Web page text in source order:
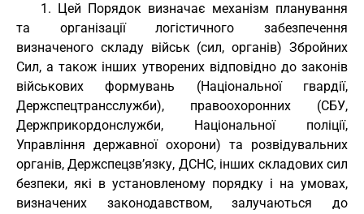
1. Цей Порядок визначає механізм планування
та організації логістичного забезпечення
визначеного складу військ (сил, органів) Збройних
Сил, а також інших утворених відповідно до законів
військових формувань (Національної гвардії,
Держспецтрансслужби), правоохоронних (СБУ,
Держприкордонслужби, Національної поліції,
Управління державної охорони) та розвідувальних
органів, Держспецзв’язку, ДСНС, інших складових сил
безпеки, які в установленому порядку і на умовах,
визначених законодавством, залучаються до